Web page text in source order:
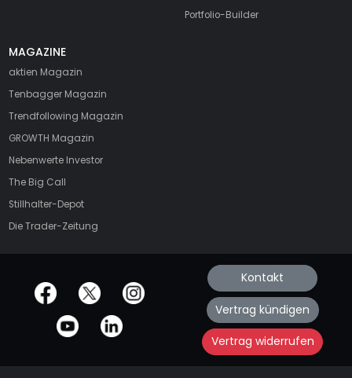
Portfolio-Builder
MAGAZINE
aktien Magazin
Tenbagger Magazin
Trendfollowing Magazin
GROWTH Magazin
Nebenwerte Investor
The Big Call
Stillhalter-Depot
Die Trader-Zeitung
offizielle Social Media-Accounts Kontakt
Vertrag kündigen
Vertrag widerrufen